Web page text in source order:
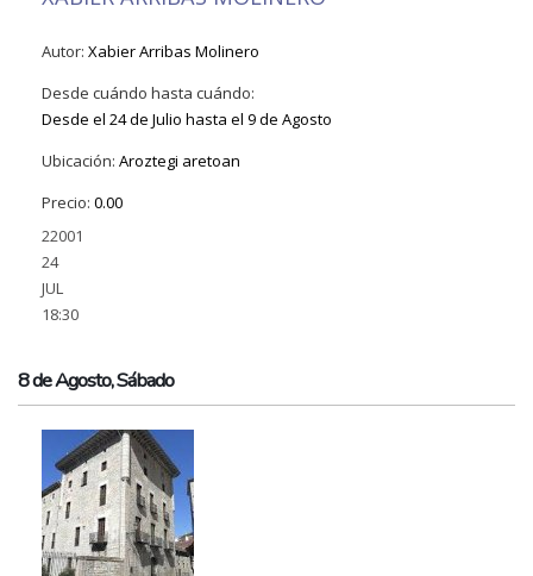
Autor: Xabier Arribas Molinero
Desde cuándo hasta cuándo:
Desde el 24 de Julio hasta el 9 de Agosto
Ubicación: Aroztegi aretoan
Precio: 0.00
22001
24
JUL
18:30
8 de Agosto, Sábado